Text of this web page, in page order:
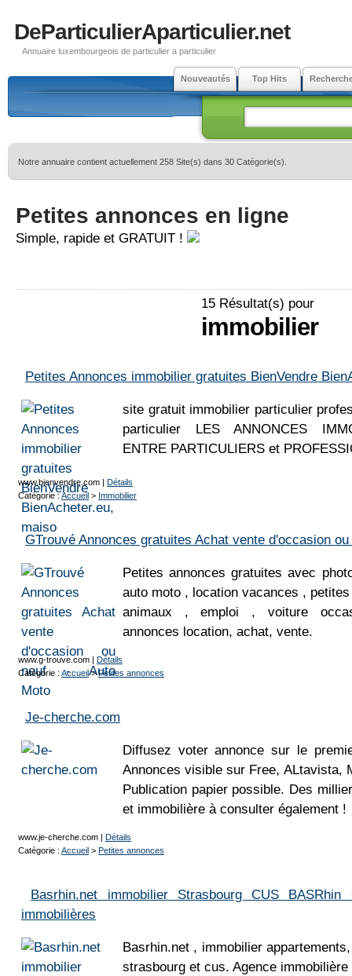
DeParticulierAparticulier.net
Annuaire luxembourgeois de particulier a particulier
Nouveautés Top Hits
Notre annuaire contient actuellement 258 Site(s) dans 30 Catégorie(s).
Petites annonces en ligne
Simple, rapide et GRATUIT !
15 Résultat(s) pour
immobilier
Petites Annonces immobilier gratuites BienVendre
site gratuit immobilier particulier
particulier LES ANNONCES
ENTRE PARTICULIERS et
www.bienvendre.com | Détails
Catégorie :Accueil > Immobilier
GTrouvé Annonces gratuites Achat vente d'occasion
Petites annonces gratuites avec
auto moto , location vacances ,
animaux , emploi , voiture
annonces location, achat, vente.
www.g-trouve.com | Détails
Catégorie : Accueil>Petites annonces
Je-cherche.com
Diffusez voter annonce sur le
Annonces visible sur Free, ALtavista,
Publication papier possible. Des
et immobilière à consulter également !
www.je-cherche.com | Détails
Catégorie : Accueil > Petites annonces
Basrhin.net immobilier Strasbourg CUS BASRhin
immobilières
Basrhin.net , immobilier
strasbourg et cus. Agence immobilière